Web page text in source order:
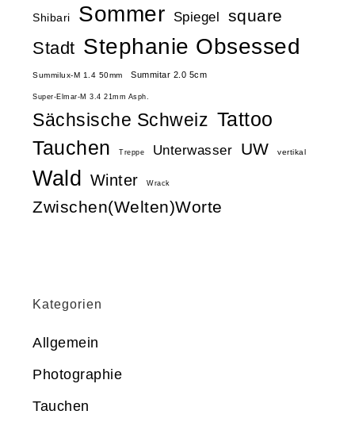
Shibari Sommer Spiegel square
Stadt Stephanie Obsessed
Summilux-M 1.4 50mm Summitar 2.0 5cm
Super-Elmar-M 3.4 21mm Asph.
Sächsische Schweiz Tattoo
Tauchen
Treppe Unterwasser UW vertikal
Wald Winter Wrack
Zwischen(Welten)Worte
Kategorien
Allgemein
Photographie
Tauchen